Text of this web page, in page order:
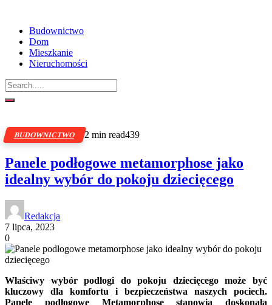
Budownictwo
Dom
Mieszkanie
Nieruchomości
BUDOWNICTWO 2 min read439
Panele podłogowe metamorphose jako
idealny wybór do pokoju dziecięcego
Redakcja
7 lipca, 2023
0
Właściwy wybór podłogi do pokoju dziecięcego może być
kluczowy dla komfortu i bezpieczeństwa naszych pociech.
Panele podłogowe Metamorphose stanowią doskonałą